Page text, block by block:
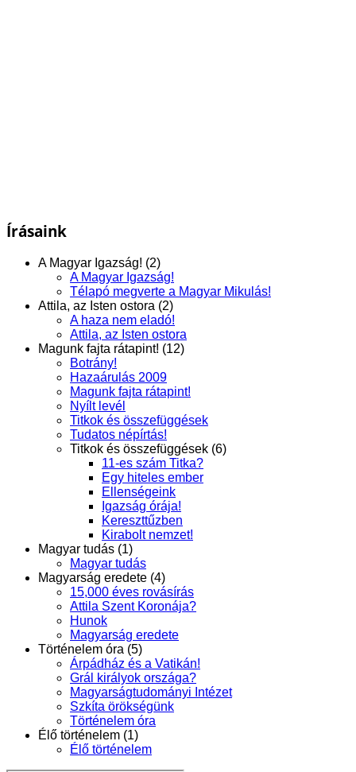
Írásaink
A Magyar Igazság! (2)
A Magyar Igazság!
Télapó megverte a Magyar Mikulás!
Attila, az Isten ostora (2)
A haza nem eladó!
Attila, az Isten ostora
Magunk fajta rátapint! (12)
Botrány!
Hazaárulás 2009
Magunk fajta rátapint!
Nyílt levél
Titkok és összefüggések
Tudatos népírtás!
Titkok és összefüggések (6)
11-es szám Titka?
Egy hiteles ember
Ellenségeink
Igazság órája!
Kereszttűzben
Kirabolt nemzet!
Magyar tudás (1)
Magyar tudás
Magyarság eredete (4)
15,000 éves rovásírás
Attila Szent Koronája?
Hunok
Magyarság eredete
Történelem óra (5)
Árpádház és a Vatikán!
Grál királyok országa?
Magyarságtudományi Intézet
Szkíta örökségünk
Történelem óra
Élő történelem (1)
Élő történelem